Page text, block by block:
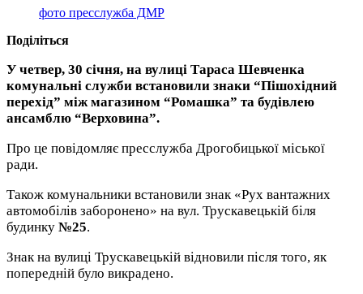
фото пресслужба ДМР
Поділіться
У четвер, 30 січня, на вулиці Тараса Шевченка
комунальні служби встановили знаки “Пішохідний
перехід” між магазином “Ромашка” та будівлею
ансамблю “Верховина”.
Про це повідомляє пресслужба Дрогобицької міської
ради.
Також комунальники встановили знак «Рух вантажних
автомобілів заборонено» на вул. Трускавецькій біля
будинку №25.
Знак на вулиці Трускавецькій відновили після того, як
попередній було викрадено.